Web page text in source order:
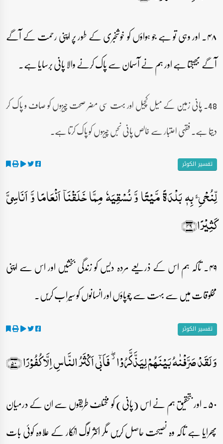
۴۸۔ اور وہی تو ہے جو ہواؤں کو خوشخبری کے طور پر اپنی رحمت کے آگے
آگے بھیجتا ہے اور ہم نے آسمان سے پاک کرنے والا پانی برسایا ہے۔
48۔ پانی زمین کے میل کچیل اور بہت سی مضر صحت چیزوں کو صاف و پاک کر
دیتا ہے۔ فقہی اعتبار سے خالص پانی نجس چیزوں کو پاک کرتا ہے۔
تفسیر الکوثر
لِّنُحۡیِۦَ بِہٖ بَلۡدَۃً مَّیۡتًا وَّ نُسۡقِیَہٗ مِمَّا خَلَقۡنَاۤ اَنۡعَامًا وَّ اَنَاسِیَّ
کَثِیۡرًا﴿۴۹﴾
۴۹۔ تاکہ ہم اس کے ذریعے مردہ دیس کو زندگی بخشیں اور اس سے اپنی
مخلوقات میں سے بہت سے چوپاؤں اور انسانوں کو سیراب کریں۔
تفسیر الکوثر
وَ لَقَدۡ صَرَّفۡنٰہُ بَیۡنَہُمۡ لِیَذَّکَّرُوۡا ۫ۖ فَاَبٰۤی اَکۡثَرُ النَّاسِ اِلَّا کُفُوۡرًا ﴿۵۰﴾
۵۰۔ اور بتحقیق ہم نے اس (پانی) کو مختلف طریقوں سے ان کے درمیان
پھرایا ہے تاکہ وہ نصیحت حاصل کریں مگر اکثر لوگ انکار کے علاوہ کوئی بات